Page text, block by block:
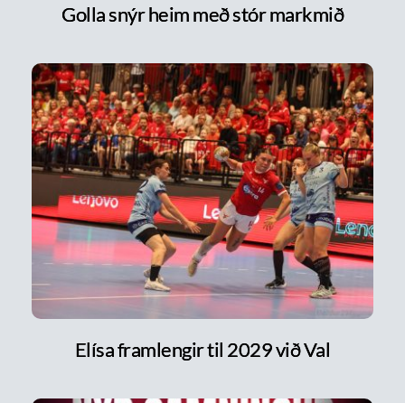
Golla snýr heim með stór markmið
Elísa framlengir til 2029 við Val